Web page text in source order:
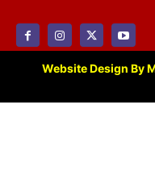
Website Design By